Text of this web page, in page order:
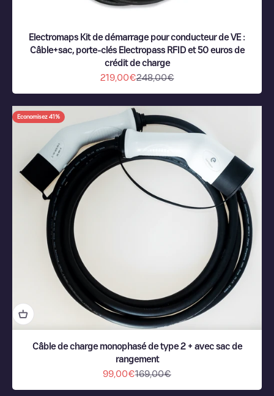
Electromaps Kit de démarrage pour conducteur de VE :
Câble+sac, porte-clés Electropass RFID et 50 euros de
crédit de charge
Prix de vente
219,00€Prix normal
248,00€
Economisez 41%
Câble de charge monophasé de type 2 + avec sac de
rangement
Prix de vente
99,00€Prix normal
169,00€